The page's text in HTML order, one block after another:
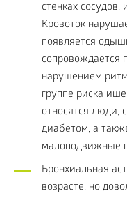
стенках сосудов,
Кровоток
появляется
сопровождается
нарушением
группе риска
относятся
диабетом, а
малоподвижные
Бронхиальная
возрасте, но